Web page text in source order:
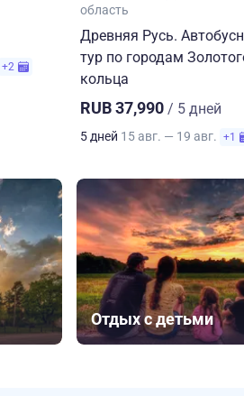
+2
область
Древняя Русь.
тур по городам
кольца
RUB 37,990 / 5 дней
5 дней 15 авг. — 19 авг. +1
Отдых с детьми